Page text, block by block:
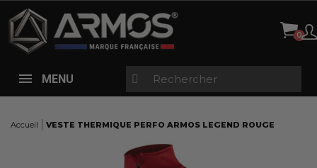
MENU
Accueil VESTE THERMIQUE PERFO ARMOS LEGEND ROUGE
Panneau de gestion des cookies